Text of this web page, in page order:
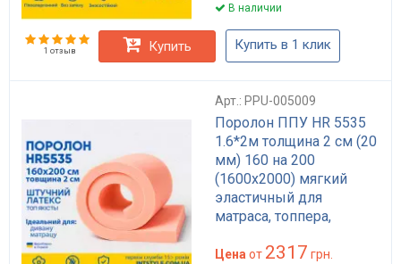
В наличии
1 отзыв Купить Купить в 1 клик
Арт.: PPU-005009
Поролон ППУ HR 5535
1.6*2м толщина 2 см (20
мм) 160 на 200
(1600х2000) мягкий
эластичный для
матраса, топпера,
Цена от 2317 грн.